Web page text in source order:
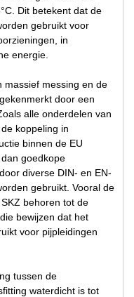
Dit betekent dat de
gebruikt voor
in
energie.
massief messing en de
door een
alle onderdelen van
koppeling in
binnen de EU
goedkope
diverse DIN- en EN-
gebruikt. Vooral de
behoren tot de
bewijzen dat het
voor pijpleidingen
tussen de
waterdicht is tot